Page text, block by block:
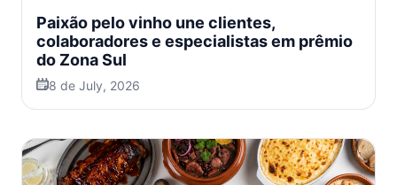
Paixão pelo vinho une clientes,
colaboradores e especialistas em prêmio
do Zona Sul
8 de July, 2026